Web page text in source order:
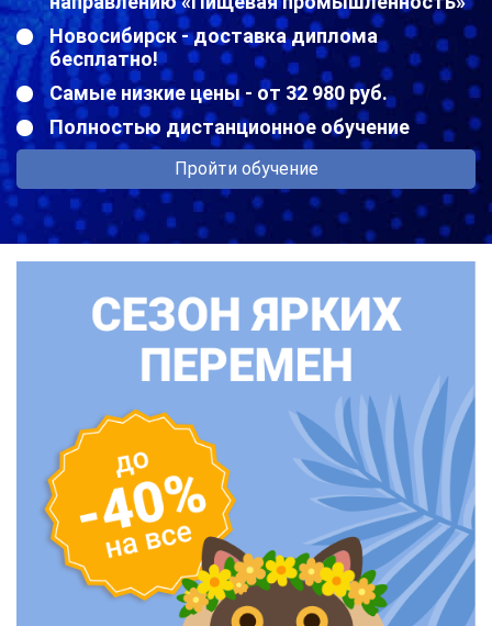
Новосибирск - доставка диплома
бесплатно!
Самые низкие цены - от 32 980 руб.
Полностью дистанционное обучение
Пройти обучение